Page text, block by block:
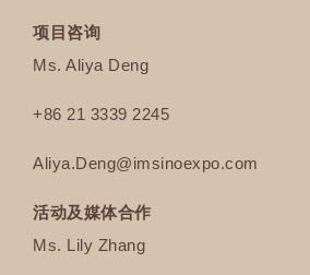
项目咨询
Ms. Aliya Deng
+86 21 3339 2245
Aliya.Deng@imsinoexpo.com
活动及媒体合作
Ms. Lily Zhang